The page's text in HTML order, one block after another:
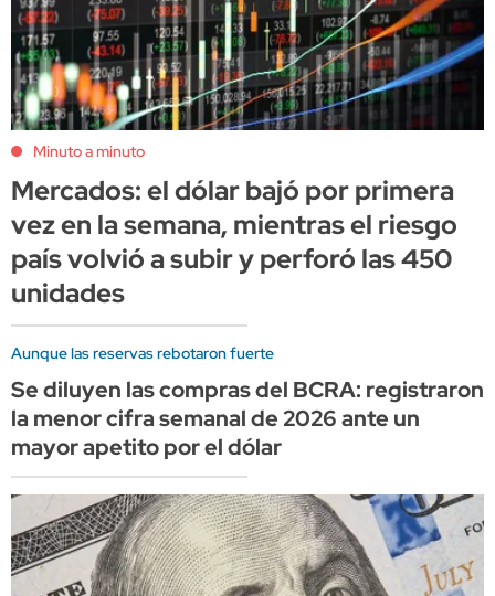
Minuto a minuto
Mercados: el dólar bajó por primera
vez en la semana, mientras el riesgo
país volvió a subir y perforó las 450
unidades
Aunque las reservas rebotaron fuerte
Se diluyen las compras del BCRA: registraron
la menor cifra semanal de 2026 ante un
mayor apetito por el dólar